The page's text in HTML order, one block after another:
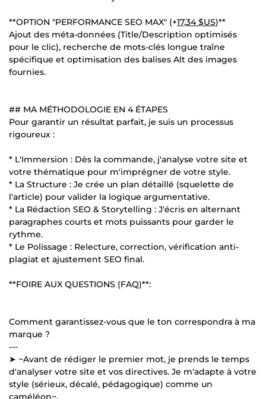
**OPTION "PERFORMANCE SEO MAX" (+17,34 $US)**
Ajout des méta-données (Title/Description optimisés
pour le clic), recherche de mots-clés longue traîne
spécifique et optimisation des balises Alt des images
fournies.
## MA MÉTHODOLOGIE EN 4 ÉTAPES
Pour garantir un résultat parfait, je suis un processus
rigoureux :
* L'Immersion : Dès la commande, j'analyse votre site et
votre thématique pour m'imprégner de votre style.
* La Structure : Je crée un plan détaillé (squelette de
l'article) pour valider la logique argumentative.
* La Rédaction SEO & Storytelling : J'écris en alternant
paragraphes courts et mots puissants pour garder le
rythme.
* Le Polissage : Relecture, correction, vérification anti-
plagiat et ajustement SEO final.
**FOIRE AUX QUESTIONS (FAQ)**:
Comment garantissez-vous que le ton correspondra à ma
marque ?
---
➤ ~Avant de rédiger le premier mot, je prends le temps
d'analyser votre site et vos directives. Je m'adapte à votre
style (sérieux, décalé, pédagogique) comme un
caméléon~.